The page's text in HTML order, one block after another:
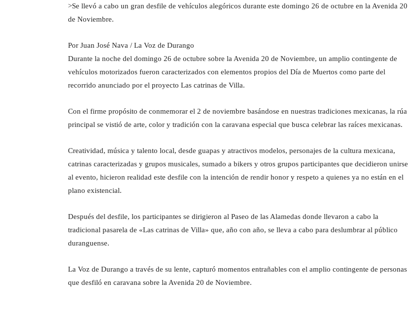
>Se llevó a cabo un gran desfile de vehículos alegóricos durante este domingo 26 de octubre en la Avenida 20
de Noviembre.
Por Juan José Nava / La Voz de Durango
Durante la noche del domingo 26 de octubre sobre la Avenida 20 de Noviembre, un amplio contingente de
vehículos motorizados fueron caracterizados con elementos propios del Día de Muertos como parte del
recorrido anunciado por el proyecto Las catrinas de Villa.
Con el firme propósito de conmemorar el 2 de noviembre basándose en nuestras tradiciones mexicanas, la rúa
principal se vistió de arte, color y tradición con la caravana especial que busca celebrar las raíces mexicanas.
Creatividad, música y talento local, desde guapas y atractivos modelos, personajes de la cultura mexicana,
catrinas caracterizadas y grupos musicales, sumado a bikers y otros grupos participantes que decidieron unirse
al evento, hicieron realidad este desfile con la intención de rendir honor y respeto a quienes ya no están en el
plano existencial.
Después del desfile, los participantes se dirigieron al Paseo de las Alamedas donde llevaron a cabo la
tradicional pasarela de «Las catrinas de Villa» que, año con año, se lleva a cabo para deslumbrar al público
duranguense.
La Voz de Durango a través de su lente, capturó momentos entrañables con el amplio contingente de personas
que desfiló en caravana sobre la Avenida 20 de Noviembre.